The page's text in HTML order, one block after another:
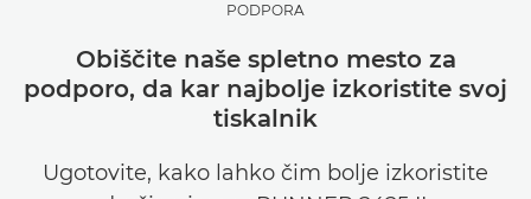
PODPORA
Obiščite naše spletno mesto za
podporo, da kar najbolje izkoristite svoj
tiskalnik
Ugotovite, kako lahko čim bolje izkoristite